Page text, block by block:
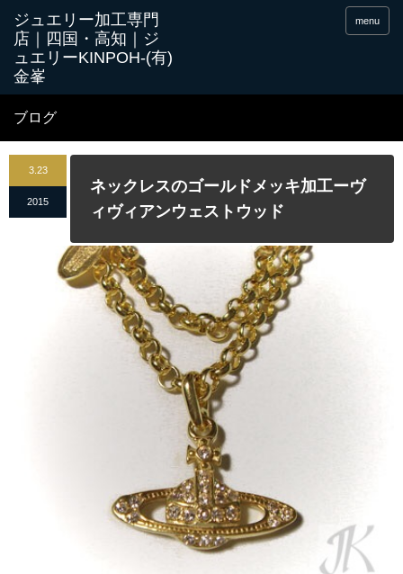
menu
ブログ
3.23
2015
ネックレスのゴールドメッキ加工ーヴ
ィヴィアンウェストウッド